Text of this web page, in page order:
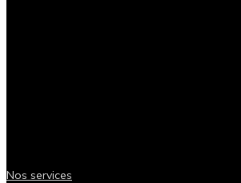
Nos services